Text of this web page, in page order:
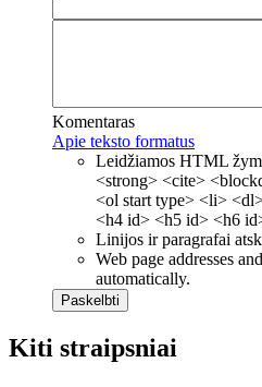
Komentaras
Apie teksto formatus
Leidžiamos HTML
<strong> <cite>
<ol start type> <li>
<h4 id> <h5 id> <h6
Linijos ir paragrafai
Web page addresses
automatically.
Kiti straipsniai